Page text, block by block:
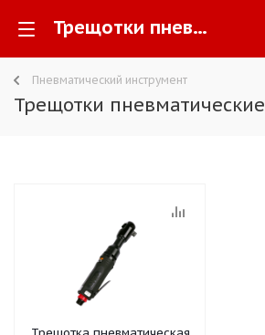
Трещотки пневматические -
Пневматический инструмент
Трещотки пневматические